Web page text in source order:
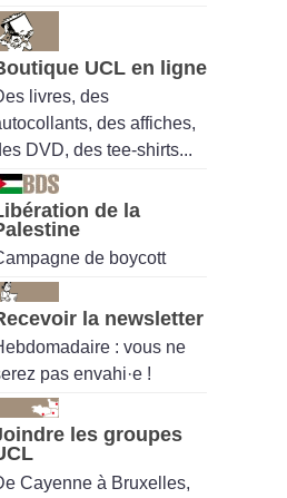
UCL en ligne
livres, des
des affiches,
DVD, des tee-shirts...
de la
de boycott
la newsletter
: vous ne
pas envahi·e !
les groupes
Cayenne à Bruxelles,